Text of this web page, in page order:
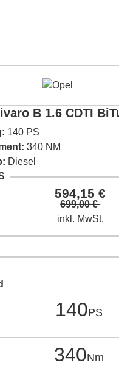
B 1.6 CDTI
140 PS
340 NM
Diesel
594,15 €
699,00 €
inkl. MwSt.
140
340